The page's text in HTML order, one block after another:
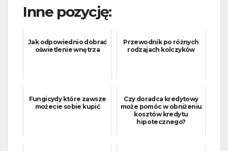
Inne pozycję:
Jak odpowiednio dobrać
oświetlenie wnętrza
Przewodnik po różnych
rodzajach kolczyków
Fungicydy które zawsze
możecie sobie kupić
Czy doradca kredytowy
może pomóc w obniżeniu
kosztów kredytu
hipotecznego?